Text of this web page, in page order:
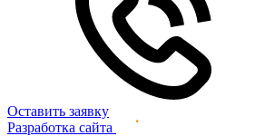
Оставить заявку
Разработка сайта